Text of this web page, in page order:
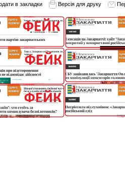
в закладки Версія для друку